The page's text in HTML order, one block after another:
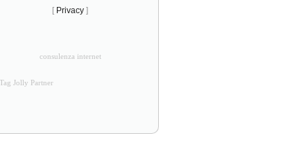
[ Privacy ]
consulenza internet
Tag Jolly Partner